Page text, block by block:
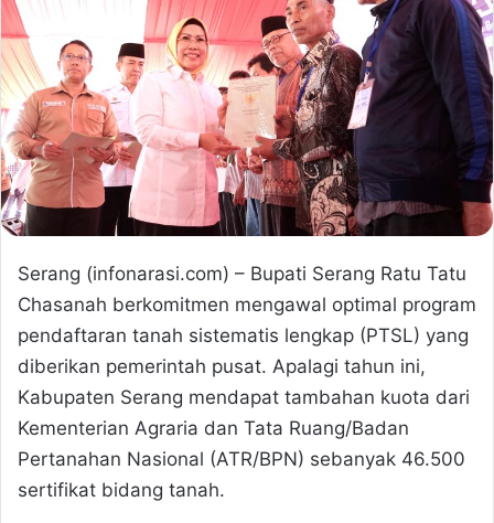
Serang (infonarasi.com) – Bupati Serang Ratu Tatu
Chasanah berkomitmen mengawal optimal program
pendaftaran tanah sistematis lengkap (PTSL) yang
diberikan pemerintah pusat. Apalagi tahun ini,
Kabupaten Serang mendapat tambahan kuota dari
Kementerian Agraria dan Tata Ruang/Badan
Pertanahan Nasional (ATR/BPN) sebanyak 46.500
sertifikat bidang tanah.